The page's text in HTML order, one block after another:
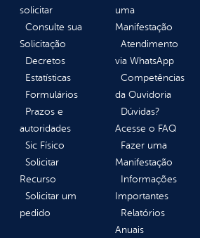
solicitar
Consulte sua
Solicitação
Decretos
Estatísticas
Formulários
Prazos e
autoridades
Sic Físico
Solicitar
Recurso
Solicitar um
pedido
uma
Manifestação
Atendimento
via WhatsApp
Competências
da Ouvidoria
Dúvidas?
Acesse o FAQ
Fazer uma
Manifestação
Informações
Importantes
Relatórios
Anuais